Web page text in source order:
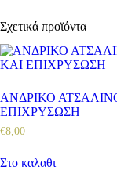
Σχετικά προϊόντα
ΑΝΔΡΙΚΟ
ΕΠΙΧΡΥΣΩΣΗ
€8,00
Στο καλαθι